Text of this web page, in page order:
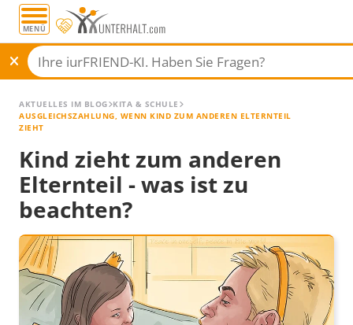
MENÜ
AKTUELLES IM BLOG KITA & SCHULE
AUSGLEICHSZAHLUNG, WENN KIND ZUM ANDEREN ELTERNTEIL
ZIEHT
Kind zieht zum anderen
Elternteil - was ist zu
beachten?